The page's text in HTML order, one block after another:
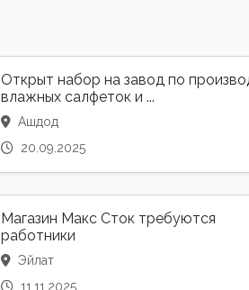
Открыт набор на завод по
влажных салфеток и ...
Ашдод
20.09.2025
Магазин Макс Сток требуются
работники
Эйлат
11.11.2025